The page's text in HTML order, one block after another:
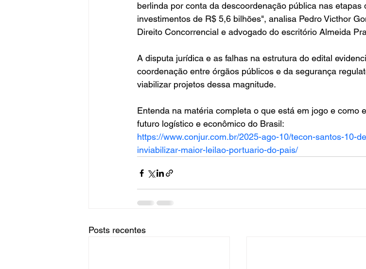
berlinda por conta da descoordenação pública nas
investimentos de R$ 5,6 bilhões", analisa Pedro Victhor
Direito Concorrencial e advogado do escritório Almeida
A disputa jurídica e as falhas na estrutura do edital
coordenação entre órgãos públicos e da segurança
viabilizar projetos dessa magnitude.
Entenda na matéria completa o que está em jogo e como
futuro logístico e econômico do Brasil:
https://www.conjur.com.br/2025-ago-10/tecon-santos-10-
inviabilizar-maior-leilao-portuario-do-pais/
Posts recentes